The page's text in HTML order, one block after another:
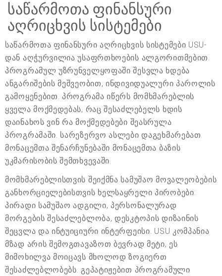
საწარმოთა ფინანსური
აღრიცხვის სისტემები
საწარმოთა ფინანსური აღრიცხვის სისტემები USU-
დან აღჭურვილია უსაფრთხოების ალგორითმებით.
პროგრამულ უზრუნველყოფაში შესვლა ხდება
ანგარიშების მეშვეობით, ინდივიდუალური პაროლის
გამოყენებით. პროგრამა იწერს მომხმარებლის
ყველა მოქმედებას, რაც შესაძლებელს ხდის
დაინახოს ვინ რა მოქმედებები შეასრულა
პროგრამაში. სარეზერვო ასლები დაგეხმარებათ
მონაცემთა შენარჩუნებაში მონაცემთა ბაზის
უკმარისობის შემთხვევაში.
მომხმარებლისთვის შეიქმნა სამუშაო მოვალეობების
განხორციელებისთვის ხელსაყრელი პირობები:
პირადი სამუშაო ადგილი, პერსონალურად
მორგების შესაძლებლობა, დესკტოპის დიზაინის
შეცვლა და ინტუიციური ინტერფეისი. USU კომპანია
მზად არის შემოგთავაზოთ ბევრად მეტი, ეს
მიმოხილვა მოიცავს მხოლოდ ზოგიერთ
შესაძლებლობებს. გეპატიჟებით პროგრამული